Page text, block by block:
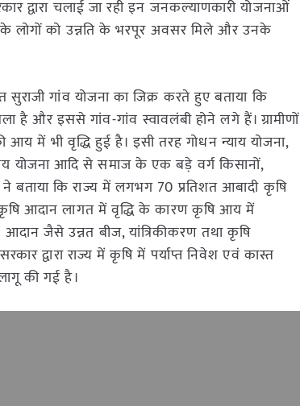
द्वारा चलाई जा रही इन जनकल्याणकारी योजनाओं
लोगों को उन्नति के भरपूर अवसर मिले और उनके
गांव योजना का जिक्र करते हुए बताया कि
है और इससे गांव-गांव स्वावलंबी होने लगे हैं। ग्रामीणों
में भी वृद्धि हुई है। इसी तरह गोधन न्याय योजना,
योजना आदि से समाज के एक बड़े वर्ग किसानों,
बताया कि राज्य में लगभग 70 प्रतिशत आबादी कृषि
कृषि आदान लागत में वृद्धि के कारण कृषि आय में
जैसे उन्नत बीज, यांत्रिकीकरण तथा कृषि
द्वारा राज्य में कृषि में पर्याप्त निवेश एवं कास्त
की गई है।